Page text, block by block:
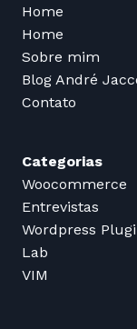
Home
Home
Sobre mim
Blog André
Contato
Categorias
Woocommerce
Entrevistas
Wordpress
Lab
VIM